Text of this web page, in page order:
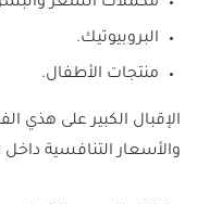
مكملات الشعر
البروبيوتيك.
منتجات الأطفال.
الإقبال الكبير على هذي
والأسعار التنافسية داخل iHerb مقارنة بكثير من الأسواق المحلية.